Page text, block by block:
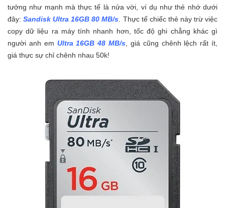
tưởng như mạnh mà thực tế là nửa vời, ví dụ như thẻ nhớ dưới
đây:Sandisk Ultra 16GB 80 MB/s . Thực tế chiếc thẻ này trừ việc
copy dữ liệu ra máy tính nhanh hơn, tốc độ ghi chẳng khác gì
người anh em Ultra 16GB 48 MB/s , giá cũng chênh lệch rất ít,
giá thực sự chỉ chênh nhau 50k!